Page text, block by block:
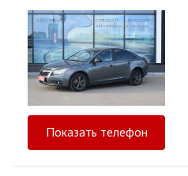
Показать телефон